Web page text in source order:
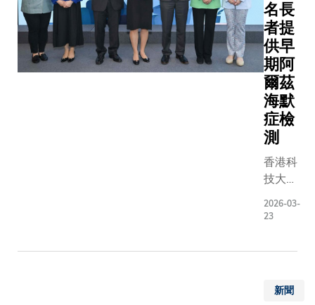
能力衰
退。其中
一個關
鍵，是在
社區層面
推動阿爾
茲海默症
早期檢
測。然
而，現時
檢測成本
高昂、程
序具入侵
公眾對早
意識不
名長
者提
供早
期阿
爾茲
海默
症檢
測
香港科
技大學
大）今
者護腦
2026-03-
23
新聞